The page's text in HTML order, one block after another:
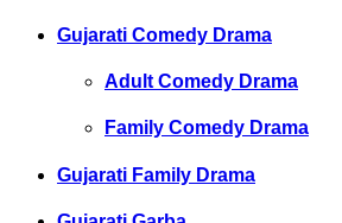
Gujarati Comedy Drama
Adult Comedy Drama
Family Comedy Drama
Gujarati Family Drama